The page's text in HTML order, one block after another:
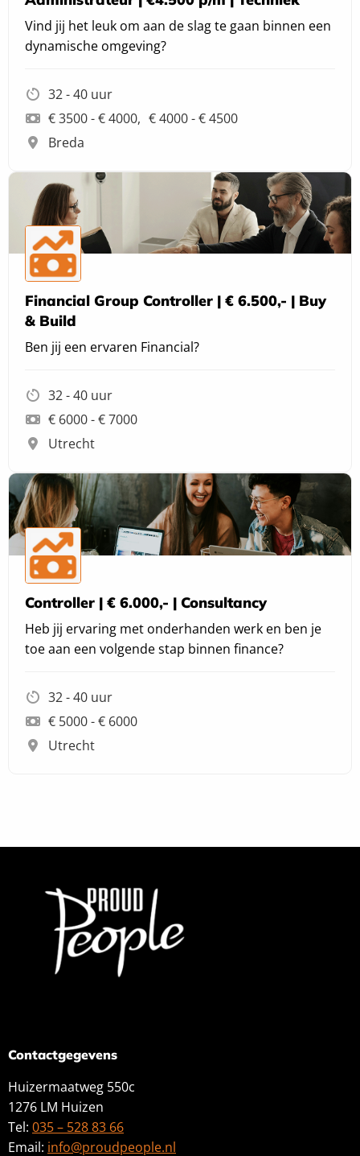
Vind jij het leuk om aan de slag te gaan binnen een
dynamische omgeving?
32 - 40 uur
€ 3500 - € 4000
€ 4000 - € 4500
Breda
Financial Group Controller | € 6.500,- | Buy
& Build
Ben jij een ervaren Financial?
32 - 40 uur
€ 6000 - € 7000
Utrecht
Controller | € 6.000,- | Consultancy
Heb jij ervaring met onderhanden werk en ben je
toe aan een volgende stap binnen finance?
32 - 40 uur
€ 5000 - € 6000
Utrecht
Contactgegevens
Huizermaatweg 550c
1276 LM Huizen
Tel: 035 – 528 83 66
Email: info@proudpeople.nl